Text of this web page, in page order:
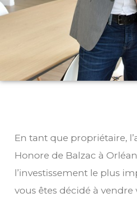
En tant que propriétaire,
Honore de Balzac à
l’investissement le plus
vous êtes décidé à